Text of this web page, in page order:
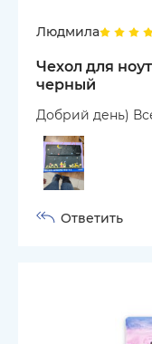
Людмила
Чехол для
черный
Добрий день)
Ответить